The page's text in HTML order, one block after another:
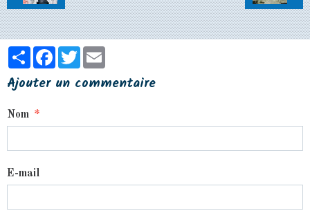
PartagerFacebook
Twitter
Ajouter un commentaire
Nom
E-mail